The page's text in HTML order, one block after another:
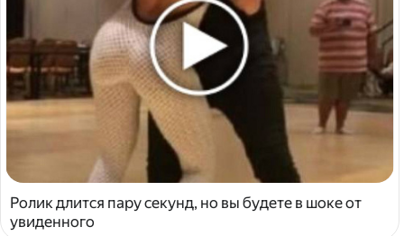
Ролик длится пару секунд, но вы будете в шоке от
увиденного